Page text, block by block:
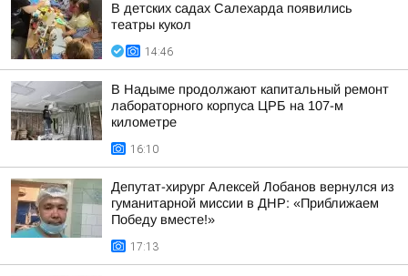
В детских садах Салехарда появились
театры кукол
14:46
В Надыме продолжают капитальный ремонт
лабораторного корпуса ЦРБ на 107-м
километре
16:10
Депутат-хирург Алексей Лобанов вернулся из
гуманитарной миссии в ДНР: «Приближаем
Победу вместе!»
17:13